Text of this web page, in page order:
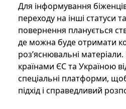
Для інформування
переходу на інші статуси
повернення планується
де можна буде отримати
роз’яснювальні
країнами ЄС та Україною
спеціальні платформи,
підхід і справедливий